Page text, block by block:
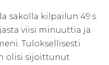
sakolla kilpailun 49:s.
viisi minuuttia ja
Tuloksellisesti
olisi sijoittunut